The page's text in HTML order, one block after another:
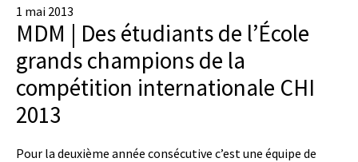
1 mai 2013
MDM | Des étudiants de l’École
grands champions de la
compétition internationale CHI
2013
Pour la deuxième année consécutive c’est une équipe de